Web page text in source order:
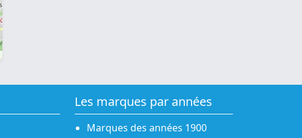
Les marques par années
Marques des années 1900